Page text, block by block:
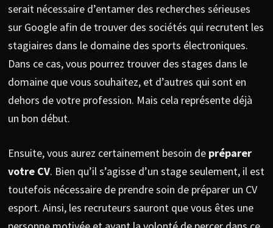
serait nécessaire d’entamer des recherches sérieuses
sur Google afin de trouver des sociétés qui recrutent les
stagiaires dans le domaine des sports électroniques.
Dans ce cas, vous pourrez trouver des stages dans le
domaine que vous souhaitez, et d’autres qui sont en
dehors de votre profession. Mais cela représente déjà
un bon début.
Ensuite, vous aurez certainement besoin de préparer
votre CV. Bien qu’il s’agisse d’un stage seulement, il est
toutefois nécessaire de prendre soin de préparer un CV
esport. Ainsi, les recruteurs sauront que vous êtes une